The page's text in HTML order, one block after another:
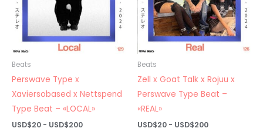
Beats
Perswave Type x
Xaviersobased x Nettspend
Type Beat – «LOCAL»
USD$20 - USD$200Rango
Beats
Zell x Goat Talk x Rojuu x
Perswave Type Beat –
«REAL»
USD$20 - USD$200Rango